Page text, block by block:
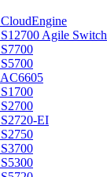
Agile Switch
EI